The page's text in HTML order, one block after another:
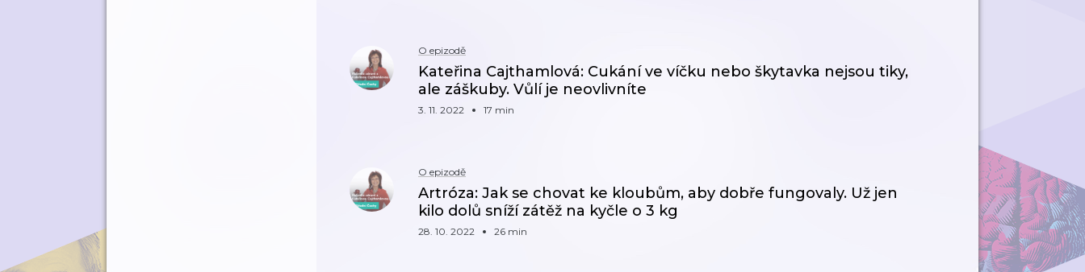
O epizodě
Kateřina Cajthamlová: Cukání ve víčku nebo škytavka nejsou tiky,
ale záškuby. Vůlí je neovlivníte
3. 11. 2022 17 min
O epizodě
Artróza: Jak se chovat ke kloubům, aby dobře fungovaly. Už jen
kilo dolů sníží zátěž na kyčle o 3 kg
28. 10. 2022 26 min